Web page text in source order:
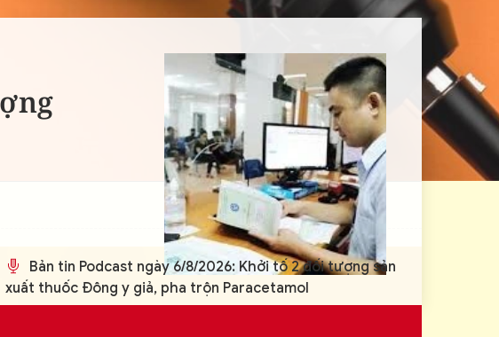
Bản tin Podcast ngày 6/8/2026: Khởi tố 2 đối tượng sản
xuất thuốc Đông y giả, pha trộn Paracetamol